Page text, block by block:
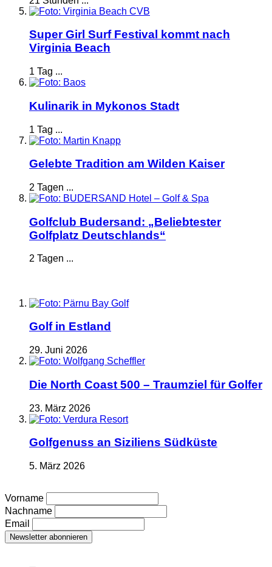
Super Girl Surf Festival kommt nach
Virginia Beach
1 Tag ...
Kulinarik in Mykonos Stadt
1 Tag ...
Gelebte Tradition am Wilden Kaiser
2 Tagen ...
Golfclub Budersand: „Beliebtester
Golfplatz Deutschlands“
2 Tagen ...
Golf in Estland
29. Juni 2026
Die North Coast 500 – Traumziel für Golfer
23. März 2026
Golfgenuss an Siziliens Südküste
5. März 2026
Vorname
Nachname
Email